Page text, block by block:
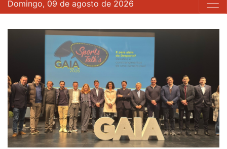
Domingo, 09 de agosto de 2026